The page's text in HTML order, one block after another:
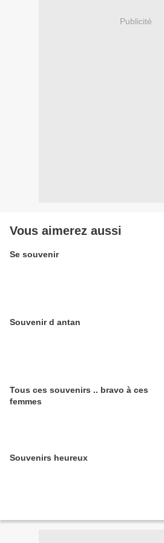
Publicité
Vous aimerez aussi
Se souvenir
Souvenir d antan
Tous ces souvenirs .. bravo à ces
femmes
Souvenirs heureux